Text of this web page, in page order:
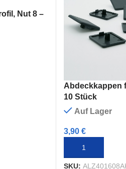
Nut 8 –
Abdeckkappen
10 Stück
Auf Lager
3,90€
IN DEN
SKU: